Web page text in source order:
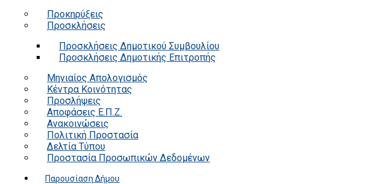
Προκηρύξεις
Προσκλήσεις
Προσκλήσεις Δημοτικού Συμβουλίου
Προσκλήσεις Δημοτικής Επιτροπής
Μηνιαίος Απολογισμός
Κέντρα Κοινότητας
Προσλήψεις
Αποφάσεις Ε.Π.Ζ.
Ανακοινώσεις
Πολιτική Προστασία
Δελτία Τύπου
Προστασία Προσωπικών Δεδομένων
Παρουσίαση Δήμου